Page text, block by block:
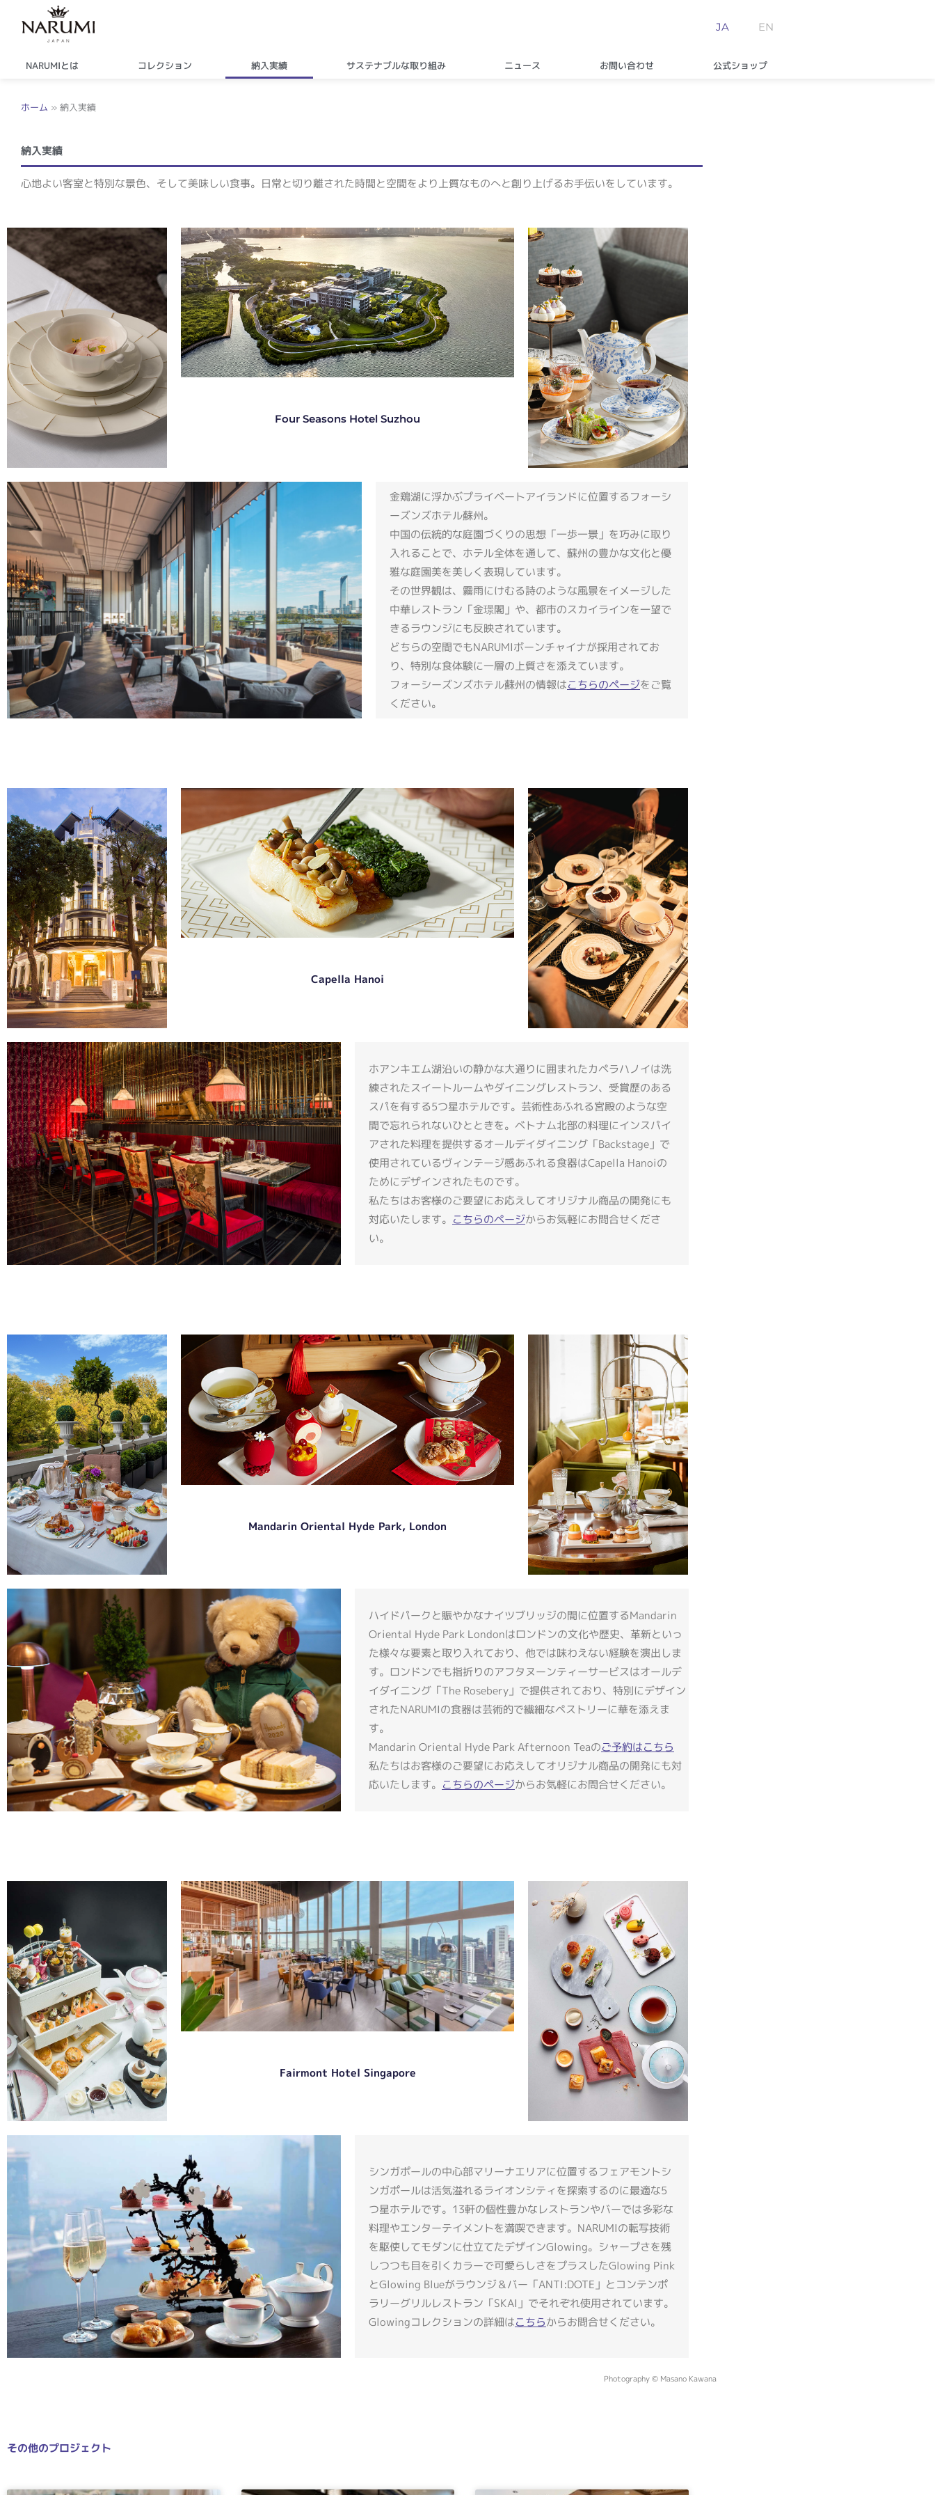
JA EN
NARUMIとは コレクション 納入実績 サステナブルな取り組み ニュース お問い合わせ 公式ショップ
ホーム » 納入実績
納入実績
心地よい客室と特別な景色、そして美味しい食事。日常と切り離された時間と空間をより上質なものへと創り上げるお手伝いをしています。
Four Seasons Hotel Suzhou
金鶏湖に浮かぶプライベートアイランドに位置するフォーシ
ーズンズホテル蘇州。
中国の伝統的な庭園づくりの思想「一歩一景」を巧みに取り
入れることで、ホテル全体を通して、蘇州の豊かな文化と優
雅な庭園美を美しく表現しています。
その世界観は、霧雨にけむる詩のような風景をイメージした
中華レストラン「金璟閣」や、都市のスカイラインを一望で
きるラウンジにも反映されています。
どちらの空間でもNARUMIボーンチャイナが採用されてお
り、特別な食体験に一層の上質さを添えています。
フォーシーズンズホテル蘇州の情報はこちらのページをご覧
ください。
Capella Hanoi
ホアンキエム湖沿いの静かな大通りに囲まれたカペラハノイは洗
練されたスイートルームやダイニングレストラン、受賞歴のある
スパを有する5つ星ホテルです。芸術性あふれる宮殿のような空
間で忘れられないひとときを。ベトナム北部の料理にインスパイ
アされた料理を提供するオールデイダイニング「Backstage」で
使用されているヴィンテージ感あふれる食器はCapella Hanoiの
ためにデザインされたものです。
私たちはお客様のご要望にお応えしてオリジナル商品の開発にも
対応いたします。 こちらのページからお気軽にお問合せくださ
い。
Mandarin Oriental Hyde Park, London
ハイドパークと賑やかなナイツブリッジの間に位置するMandarin
Oriental Hyde Park Londonはロンドンの文化や歴史、革新といっ
た様々な要素と取り入れており、他では味わえない経験を演出しま
す。ロンドンでも指折りのアフタヌーンティーサービスはオールデ
イダイニング「The Rosebery」で提供されており、特別にデザイン
されたNARUMIの食器は芸術的で繊細なペストリーに華を添えま
す。
Mandarin Oriental Hyde Park Afternoon Teaのご予約はこちら
私たちはお客様のご要望にお応えしてオリジナル商品の開発にも対
応いたします。 こちらのページからお気軽にお問合せください。
Fairmont Hotel Singapore
シンガポールの中心部マリーナエリアに位置するフェアモントシ
ンガポールは活気溢れるライオンシティを探索するのに最適な5
つ星ホテルです。13軒の個性豊かなレストランやバーでは多彩な
料理やエンターテイメントを満喫できます。 NARUMIの転写技術
を駆使してモダンに仕立てたデザインGlowing。シャープさを残
しつつも目を引くカラーで可愛らしさをプラスしたGlowing Pink
とGlowing Blueがラウンジ＆バー「ANTI:DOTE」とコンテンポ
ラリーグリルレストラン「SKAI」でそれぞれ使用されています。
Glowingコレクションの詳細はこちらからお問合せください。
Photography © Masano Kawana
その他のプロジェクト